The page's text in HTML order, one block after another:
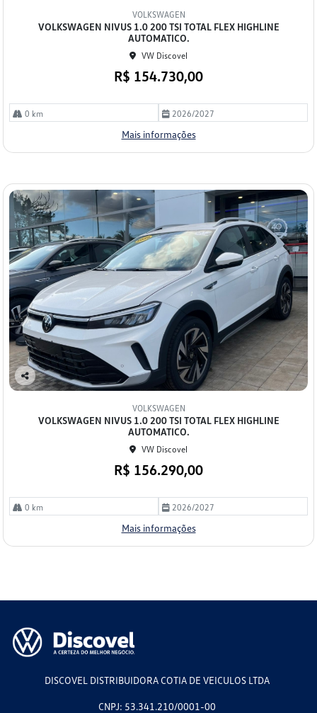
VOLKSWAGEN
VOLKSWAGEN NIVUS 1.0 200 TSI TOTAL FLEX HIGHLINE
AUTOMATICO.
VW Discovel
R$ 154.730,00
0 km 2026/2027
Mais informações
Co
VOLKSWAGEN
VOLKSWAGEN NIVUS 1.0 200 TSI TOTAL FLEX HIGHLINE
AUTOMATICO.
VW Discovel
R$ 156.290,00
0 km 2026/2027
Mais informações
DISCOVEL DISTRIBUIDORA COTIA DE VEICULOS LTDA
CNPJ: 53.341.210/0001-00